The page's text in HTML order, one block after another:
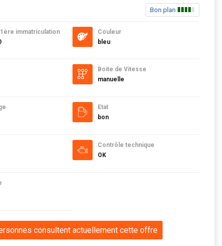
Bon plan
1ère immatriculation
Couleur
bleu
Boite de Vitesse
manuelle
Etat
bon
Contrôle technique
OK
consultent actuellement cette offre